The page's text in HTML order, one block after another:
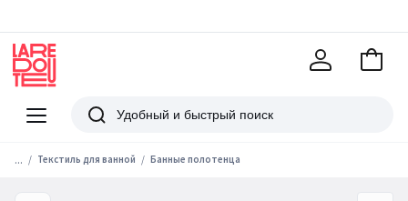
Меню
Redoute
Поиск
В
... Текстиль для ванной Банные полотенца